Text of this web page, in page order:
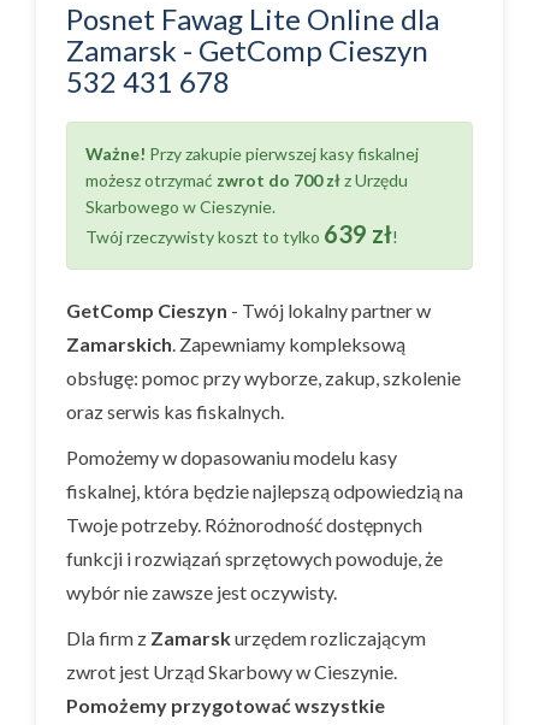
Posnet Fawag Lite Online dla
Zamarsk - GetComp Cieszyn
532 431 678
Ważne! Przy zakupie pierwszej kasy fiskalnej
możesz otrzymać zwrot do 700 złz Urzędu
Skarbowego w Cieszynie.
Twój rzeczywisty koszt to tylko 639 zł!
GetComp Cieszyn - Twój lokalny partner w
Zamarskich. Zapewniamy kompleksową
obsługę: pomoc przy wyborze, zakup, szkolenie
oraz serwis kas fiskalnych.
Pomożemy w dopasowaniu modelu kasy
fiskalnej, która będzie najlepszą odpowiedzią na
Twoje potrzeby. Różnorodność dostępnych
funkcji i rozwiązań sprzętowych powoduje, że
wybór nie zawsze jest oczywisty.
Dla firm z Zamarskurzędem rozliczającym
zwrot jest Urząd Skarbowy w Cieszynie.
Pomożemy przygotować wszystkie